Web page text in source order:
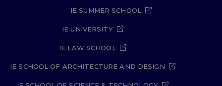
IE SUMMER SCHOOL
IE UNIVERSITY
IE LAW SCHOOL
IE SCHOOL OF ARCHITECTURE AND DESIGN